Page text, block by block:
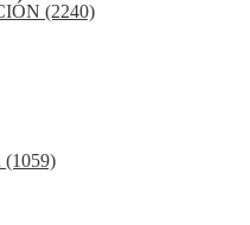
(2240)
(1059)